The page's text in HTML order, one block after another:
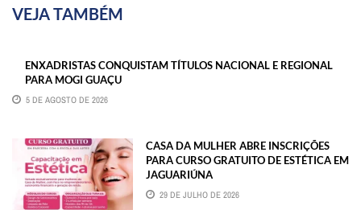
VEJA TAMBÉM
ENXADRISTAS CONQUISTAM TÍTULOS NACIONAL E REGIONAL
PARA MOGI GUAÇU
5 DE AGOSTO DE 2026
CASA DA MULHER ABRE INSCRIÇÕES
PARA CURSO GRATUITO DE ESTÉTICA EM
JAGUARIÚNA
29 DE JULHO DE 2026